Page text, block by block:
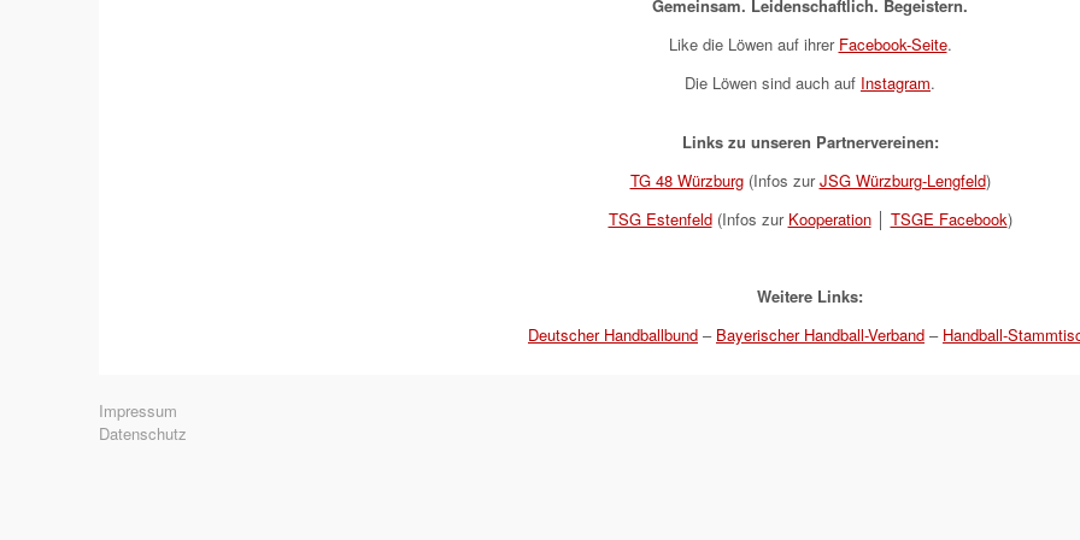
Gemeinsam. Leidenschaftlich. Begeistern.
Like die Löwen auf ihrer Facebook-Seite.
Die Löwen sind auch auf Instagram.
Links zu unseren Partnervereinen:
TG 48 Würzburg(Infos zurJSG Würzburg-Lengfeld)
TSG Estenfeld(Infos zur Kooperation│ TSGE Facebook)
Weitere Links:
Deutscher Handballbund – Bayerischer Handball-Verband – Handball-
Navigation
überspringen
Impressum
Datenschutz